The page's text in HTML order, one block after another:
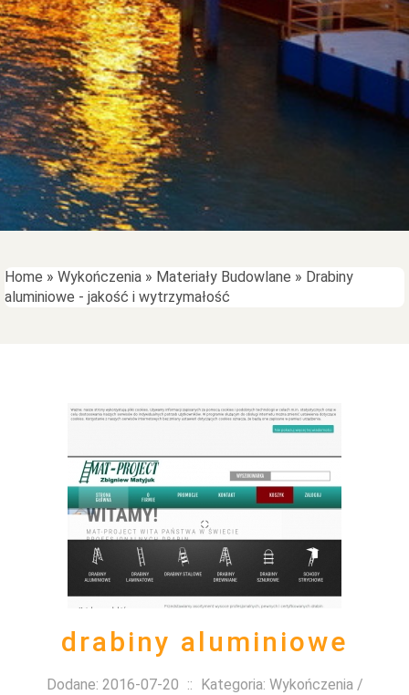
Home » Wykończenia » Materiały Budowlane » Drabiny
aluminiowe - jakość i wytrzymałość
drabiny aluminiowe
Dodane: 2016-07-20 :: Kategoria: Wykończenia /